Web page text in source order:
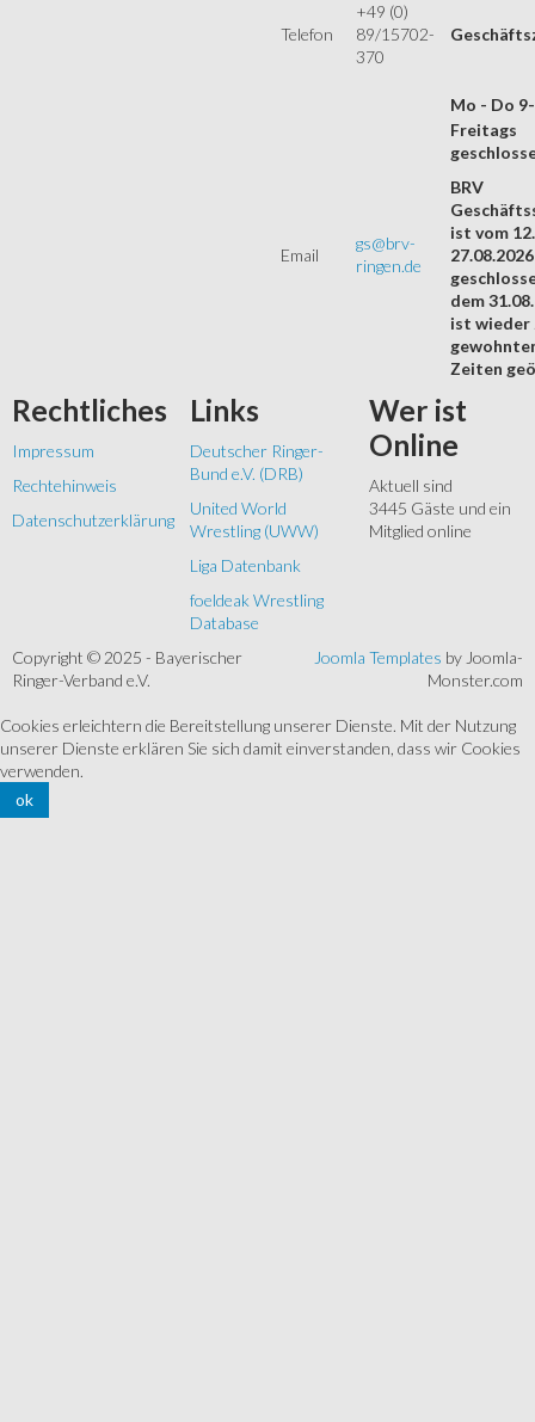
Telefon
+49 (0)
89/15702-
370
Mo - Do
Email
gs@brv-
ringen.de
Freitags
BRV
ist vom
27.08.2026
dem
ist wieder
Zeiten
Rechtliches
Impressum
Rechtehinweis
Datenschutzerklärung
Links
Deutscher Ringer-
Bund e.V. (DRB)
United World
Wrestling (UWW)
Liga Datenbank
foeldeak Wrestling
Database
Wer ist
Online
Aktuell sind
3445 Gäste und ein
Mitglied online
Copyright © 2025 - Bayerischer
Ringer-Verband e.V.
Joomla Templates by Joomla-
Monster.com
Cookies erleichtern die Bereitstellung unserer Dienste. Mit der Nutzung
unserer Dienste erklären Sie sich damit einverstanden, dass wir Cookies
verwenden.
ok